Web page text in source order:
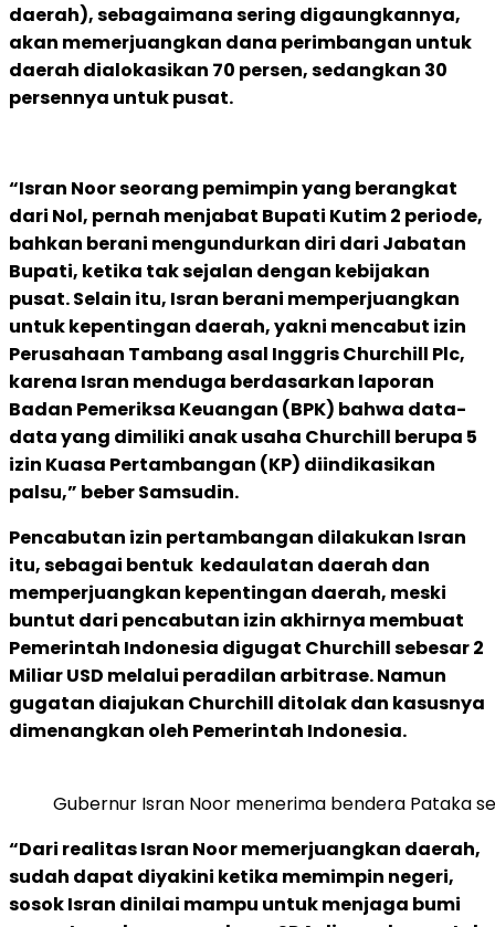
daerah), sebagaimana sering digaungkannya,
akan memerjuangkan dana perimbangan untuk
daerah dialokasikan 70 persen, sedangkan 30
persennya untuk pusat.
“Isran Noor seorang pemimpin yang berangkat
dari Nol, pernah menjabat Bupati Kutim 2 periode,
bahkan berani mengundurkan diri dari Jabatan
Bupati, ketika tak sejalan dengan kebijakan
pusat. Selain itu, Isran berani memperjuangkan
untuk kepentingan daerah, yakni mencabut izin
Perusahaan Tambang asal Inggris Churchill Plc,
karena Isran menduga berdasarkan laporan
Badan Pemeriksa Keuangan (BPK) bahwa data-
data yang dimiliki anak usaha Churchill berupa 5
izin Kuasa Pertambangan (KP) diindikasikan
palsu,” beber Samsudin.
Pencabutan izin pertambangan dilakukan Isran
itu, sebagai bentuk kedaulatan daerah dan
memperjuangkan kepentingan daerah, meski
buntut dari pencabutan izin akhirnya membuat
Pemerintah Indonesia digugat Churchill sebesar 2
Miliar USD melalui peradilan arbitrase. Namun
gugatan diajukan Churchill ditolak dan kasusnya
dimenangkan oleh Pemerintah Indonesia.
Gubernur Isran Noor menerima bendera Pataka
“Dari realitas Isran Noor memerjuangkan daerah,
sudah dapat diyakini ketika memimpin negeri,
sosok Isran dinilai mampu untuk menjaga bumi